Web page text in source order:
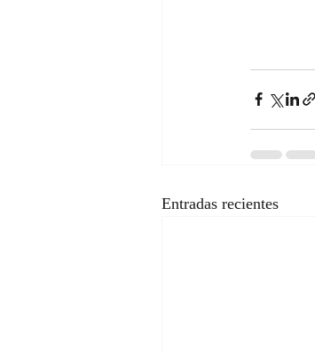
Entradas recientes